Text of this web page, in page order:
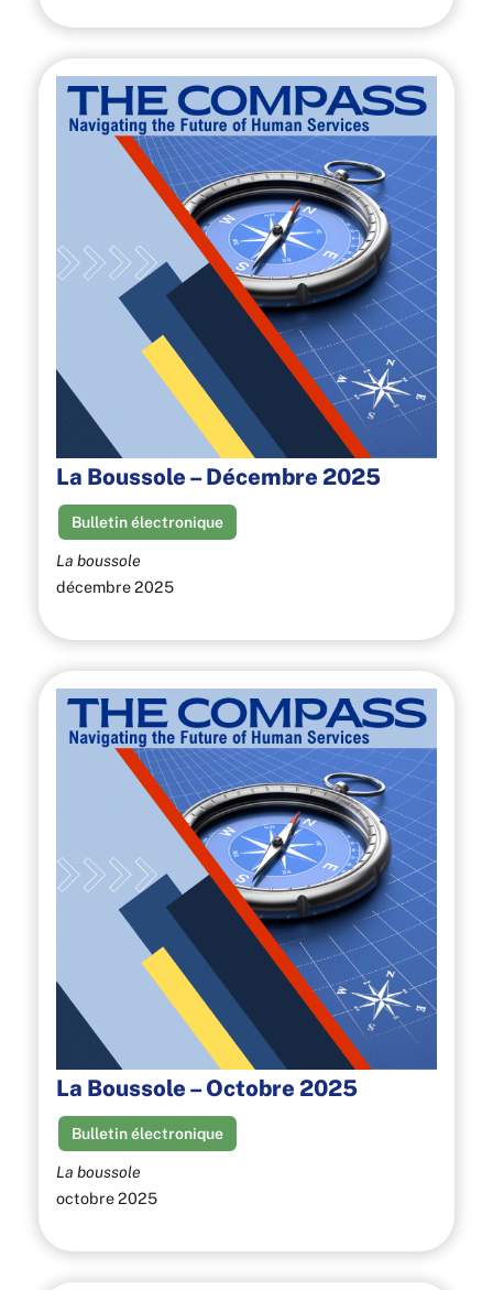
La Boussole – Décembre 2025
Bulletin électronique
La boussole
décembre 2025
La Boussole – Octobre 2025
Bulletin électronique
La boussole
octobre 2025